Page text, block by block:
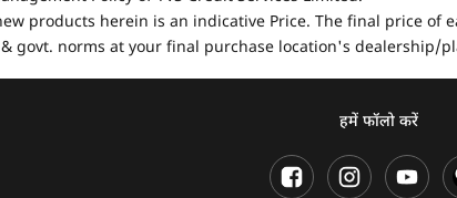
products herein is an indicative Price. The final price
govt. norms at your final purchase location's dealership/
हमें फॉलो करें